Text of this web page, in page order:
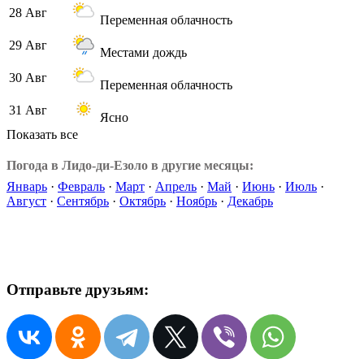
28 Авг
Переменная облачность
29 Авг
Местами дождь
30 Авг
Переменная облачность
31 Авг
Ясно
Показать все
Погода в Лидо-ди-Езоло в другие месяцы:
Январь · Февраль · Март · Апрель · Май · Июнь · Июль ·
Август · Сентябрь · Октябрь · Ноябрь · Декабрь
Отправьте друзьям: